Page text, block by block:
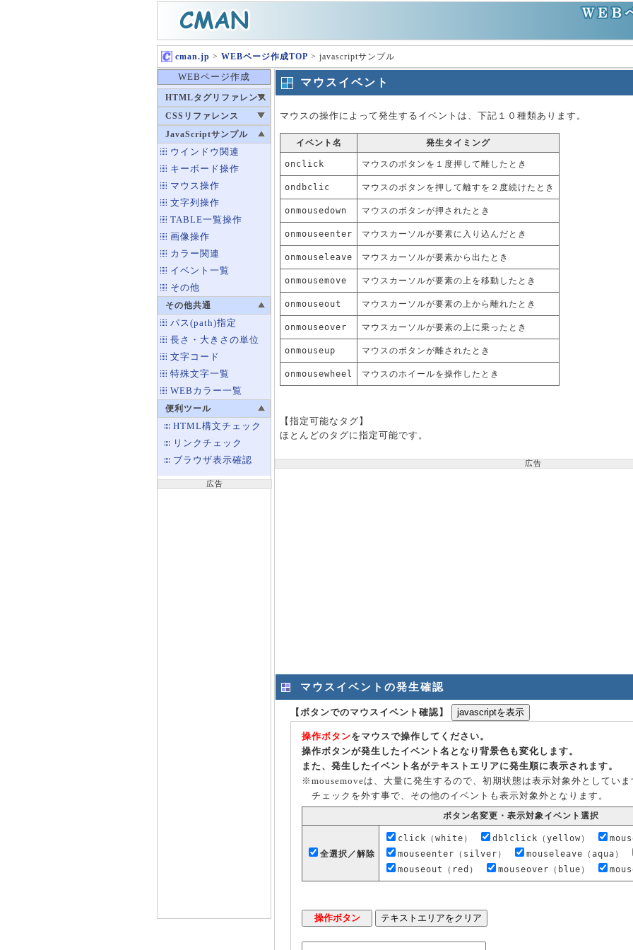
cman.jp > WEBページ作成TOP > javascriptサンプル
WEBページ作成
HTMLタグリファレンス
CSSリファレンス
JavaScriptサンプル
ウインドウ関連
キーボード操作
マウス操作
文字列操作
TABLE一覧操作
画像操作
カラー関連
イベント一覧
その他
その他共通
パス(path)指定
長さ・大きさの単位
文字コード
特殊文字一覧
WEBカラー一覧
便利ツール
HTML構文チェック
リンクチェック
ブラウザ表示確認
広告
マウスイベント
マウスの操作によって発生するイベントは、下記１０種類あります。
イベント名 発生タイミング
onclick マウスのボタンを１度押して離したとき
ondbclic マウスのボタンを押して離すを２度続けたとき
onmousedown マウスのボタンが押されたとき
onmouseenter マウスカーソルが要素に入り込んだとき
onmouseleave マウスカーソルが要素から出たとき
onmousemove マウスカーソルが要素の上を移動したとき
onmouseout マウスカーソルが要素の上から離れたとき
onmouseover マウスカーソルが要素の上に乗ったとき
onmouseup マウスのボタンが離されたとき
onmousewheel マウスのホイールを操作したとき
【指定可能なタグ】
ほとんどのタグに指定可能です。
広告
マウスイベントの発生確認
【ボタンでのマウスイベント確認】
操作ボタンをマウスで操作してください。
操作ボタンが発生したイベント名となり背景色も変化します。
また、発生したイベント名がテキストエリアに発生順に表示されます。
※mousemoveは、大量に発生するので、初期状態は表示対象外としていま
チェックを外す事で、その他のイベントも表示対象外となります。
ボタン名変更・表示対象イベント選択
全選択／解除
click（white） dblclick（yellow）
mouseenter（silver）
mouseleave（aqua）
mouseout（red）
mouseover（blue）